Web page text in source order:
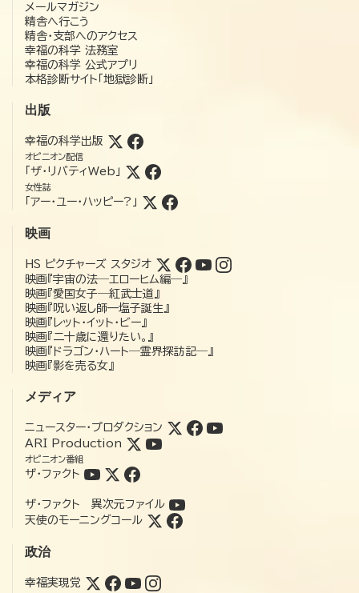
メールマガジン
精舎へ行こう
精舎・支部へのアクセス
幸福の科学 法務室
幸福の科学 公式アプリ
本格診断サイト「地獄診断」
出版
幸福の科学出版
オピニオン配信
「ザ・リバティWeb」
女性誌
「アー・ユー・ハッピー?」
映画
HS ピクチャーズ スタジオ
映画『宇宙の法―エローヒム編―』
映画『愛国女子―紅武士道』
映画『呪い返し師—塩子誕生』
映画『レット・イット・ビー』
映画『二十歳に還りたい。』
映画『ドラゴン・ハート―霊界探訪記―』
映画『影を売る女』
メディア
ニュースター・プロダクション
ARI Production
オピニオン番組
ザ・ファクト
ザ・ファクト 異次元ファイル
天使のモーニングコール
政治
幸福実現党